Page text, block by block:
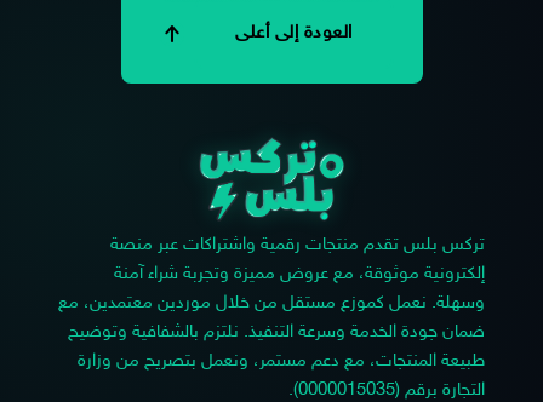
العودة إلى أعلى
تركس بلس تقدم منتجات رقمية واشتراكات عبر منصة
إلكترونية موثوقة، مع عروض مميزة وتجربة شراء آمنة
وسهلة. نعمل كموزع مستقل من خلال موردين معتمدين، مع
ضمان جودة الخدمة وسرعة التنفيذ. نلتزم بالشفافية وتوضيح
طبيعة المنتجات، مع دعم مستمر، ونعمل بتصريح من وزارة
التجارة برقم (0000015035).